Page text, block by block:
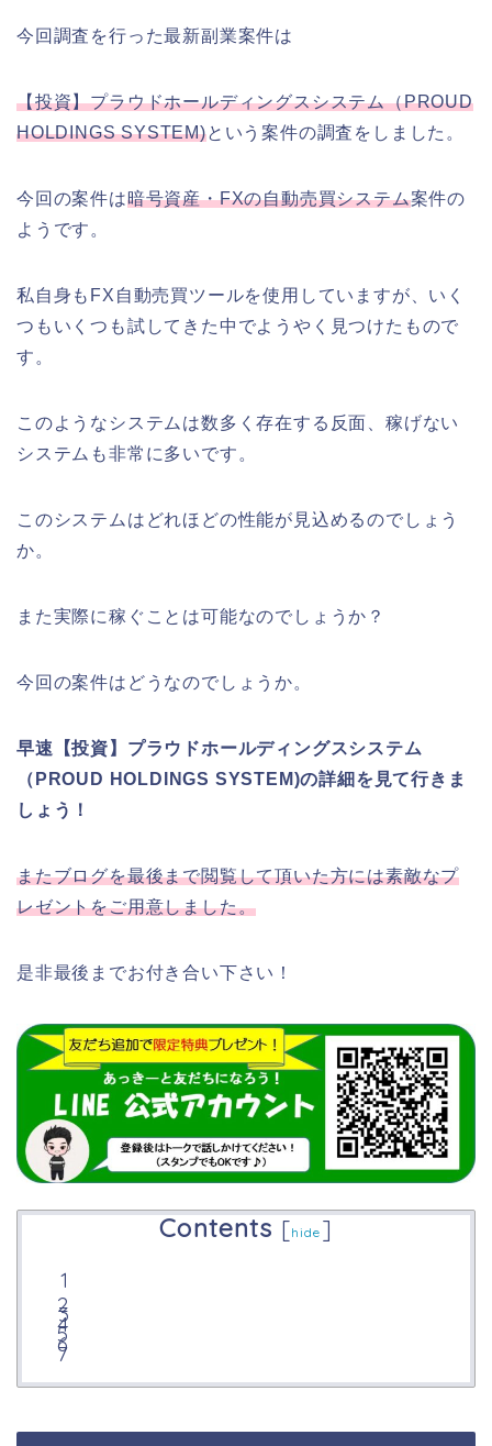
今回調査を行った最新副業案件は
【投資】プラウドホールディングスシステム（PROUD
HOLDINGS SYSTEM)という案件の調査をしました。
今回の案件は暗号資産・FXの自動売買システム案件の
ようです。
私自身もFX自動売買ツールを使用していますが、いく
つもいくつも試してきた中でようやく見つけたもので
す。
このようなシステムは数多く存在する反面、稼げない
システムも非常に多いです。
このシステムはどれほどの性能が見込めるのでしょう
か。
また実際に稼ぐことは可能なのでしょうか？
今回の案件はどうなのでしょうか。
早速【投資】プラウドホールディングスシステム
（PROUD HOLDINGS SYSTEM)の詳細を見て行きま
しょう！
またブログを最後まで閲覧して頂いた方には素敵なプ
レゼントをご用意しました。
是非最後までお付き合い下さい！
Contents [hide ]